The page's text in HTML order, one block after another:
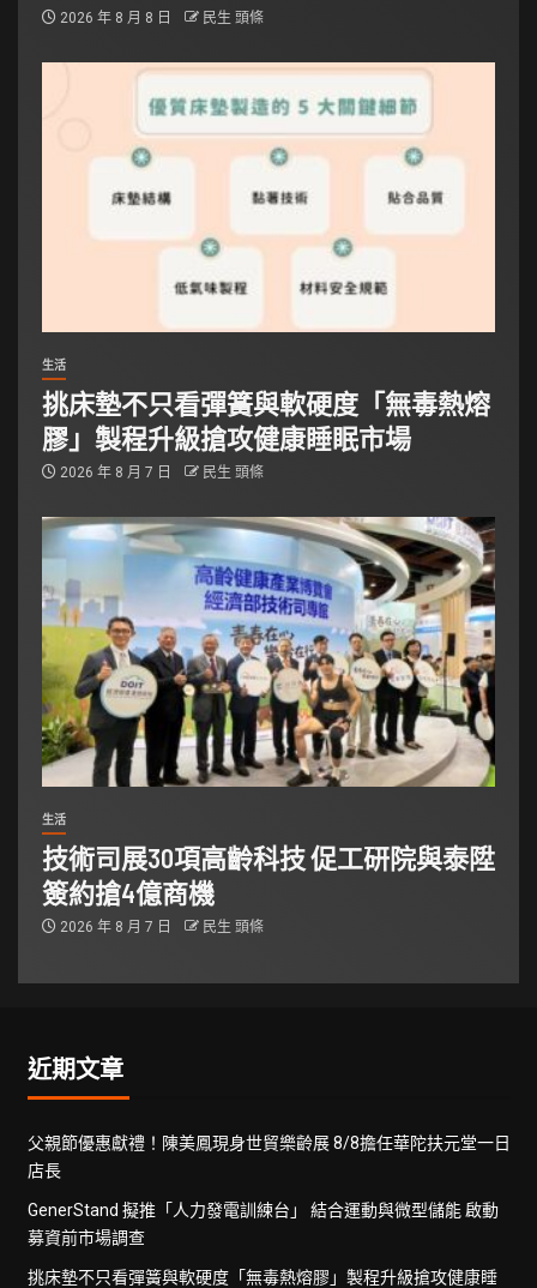
2026 年 8 月 8 日 民生 頭條
生活
挑床墊不只看彈簧與軟硬度「無毒熱熔
膠」製程升級搶攻健康睡眠市場
2026 年 8 月 7 日 民生 頭條
生活
技術司展30項高齡科技 促工研院與泰陞
簽約搶4億商機
2026 年 8 月 7 日 民生 頭條
近期文章
父親節優惠獻禮！陳美鳳現身世貿樂齡展 8/8擔任華陀扶元堂一日
店長
GenerStand 擬推「人力發電訓練台」 結合運動與微型儲能 啟動
募資前市場調查
挑床墊不只看彈簧與軟硬度「無毒熱熔膠」製程升級搶攻健康睡